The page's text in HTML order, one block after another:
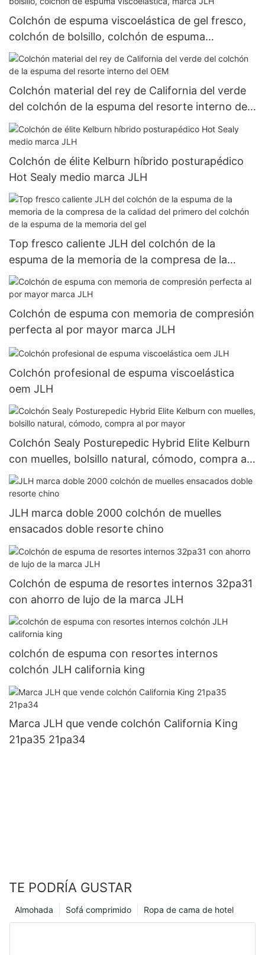
Colchón de espuma viscoelástica de gel fresco,
colchón de bolsillo, colchón de espuma
viscoelástica, marca JLH
Colchón material del rey de California del verde
del colchón de la espuma del resorte interno del
OEM
Colchón de élite Kelburn híbrido posturapédico
Hot Sealy medio marca JLH
Top fresco caliente JLH del colchón de la
espuma de la memoria de la compresa de la
calidad del primero del colchón de la espuma de
la memoria del gel
Colchón de espuma con memoria de compresión
perfecta al por mayor marca JLH
Colchón profesional de espuma viscoelástica
oem JLH
Colchón Sealy Posturepedic Hybrid Elite Kelburn
con muelles, bolsillo natural, cómodo, compra al
por mayor
JLH marca doble 2000 colchón de muelles
ensacados doble resorte chino
Colchón de espuma de resortes internos 32pa31
con ahorro de lujo de la marca JLH
colchón de espuma con resortes internos
colchón JLH california king
Marca JLH que vende colchón California King
21pa35 21pa34
TE PODRÍA GUSTAR
Ropa de cama de hotel
Sofá comprimido
Almohada